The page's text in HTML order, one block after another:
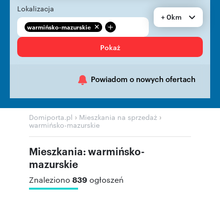
Lokalizacja
warmińsko-mazurskie +
+ 0km
Pokaż
Powiadom o nowych ofertach
Domiporta.pl › Mieszkania na sprzedaż ›
warmińsko-mazurskie
Mieszkania: warmińsko-
mazurskie
Znaleziono 839 ogłoszeń